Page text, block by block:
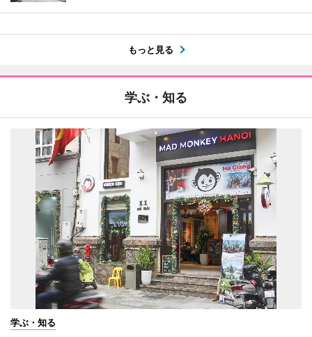
もっと見る
学ぶ・知る
学ぶ・知る